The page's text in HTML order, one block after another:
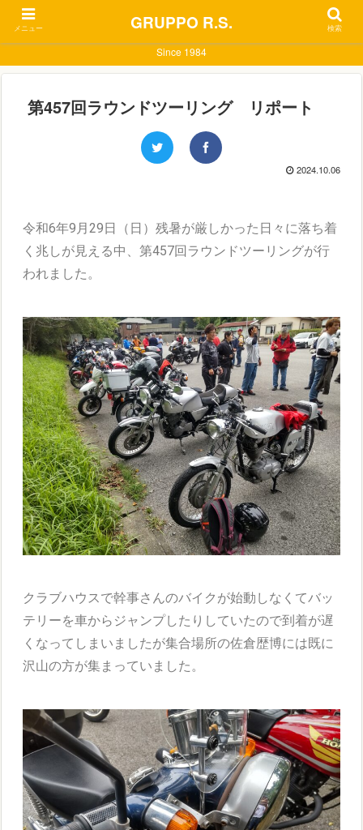
Since 1984
第457回ラウンドツーリング リポート
2024.10.06
令和6年9月29日（日）残暑が厳しかった日々に落ち着
く兆しが見える中、第457回ラウンドツーリングが行
われました。
クラブハウスで幹事さんのバイクが始動しなくてバッ
テリーを車からジャンプしたりしていたので到着が遅
くなってしまいましたが集合場所の佐倉歴博には既に
沢山の方が集まっていました。
メニュー GRUPPO R.S. 検索